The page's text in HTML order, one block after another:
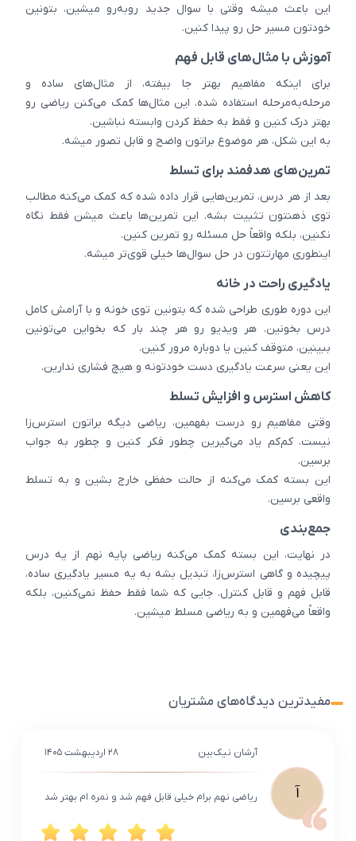
این باعث میشه وقتی با سوال جدید روبه‌رو میشین، بتونین
خودتون مسیر حل رو پیدا کنین.
آموزش با مثال‌های قابل فهم
برای اینکه مفاهیم بهتر جا بیفته، از مثال‌های ساده و
مرحله‌به‌مرحله استفاده شده. این مثال‌ها کمک می‌کنن ریاضی رو
بهتر درک کنین و فقط به حفظ کردن وابسته نباشین.
به این شکل، هر موضوع براتون واضح و قابل تصور میشه.
تمرین‌های هدفمند برای تسلط
بعد از هر درس، تمرین‌هایی قرار داده شده که کمک می‌کنه مطالب
توی ذهنتون تثبیت بشه. این تمرین‌ها باعث میشن فقط نگاه
نکنین، بلکه واقعاً حل مسئله رو تمرین کنین.
اینطوری مهارتتون در حل سوال‌ها خیلی قوی‌تر میشه.
یادگیری راحت در خانه
این دوره طوری طراحی شده که بتونین توی خونه و با آرامش کامل
درس بخونین. هر ویدیو رو هر چند بار که بخواین می‌تونین
ببینین، متوقف کنین یا دوباره مرور کنین.
این یعنی سرعت یادگیری دست خودتونه و هیچ فشاری ندارین.
کاهش استرس و افزایش تسلط
وقتی مفاهیم رو درست بفهمین، ریاضی دیگه براتون استرس‌زا
نیست. کم‌کم یاد می‌گیرین چطور فکر کنین و چطور به جواب
برسین.
این بسته کمک می‌کنه از حالت حفظی خارج بشین و به تسلط
واقعی برسین.
جمع‌بندی
در نهایت، این بسته کمک می‌کنه ریاضی پایه نهم از یه درس
پیچیده و گاهی استرس‌زا، تبدیل بشه به یه مسیر یادگیری ساده،
قابل فهم و قابل کنترل. جایی که شما فقط حفظ نمی‌کنین، بلکه
واقعاً می‌فهمین و به ریاضی مسلط میشین.
مفیدترین دیدگاه‌های مشتریان
آ
آرشان نیک‌بین ۲۸ اردیبهشت ۱۴۰۵
ریاضی نهم برام خیلی قابل فهم شد و نمره ام بهتر شد